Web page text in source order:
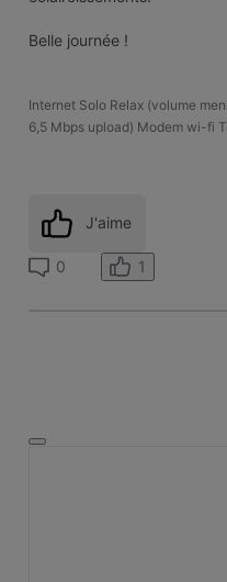
Belle journée !
Internet Solo Relax (volume
6,5 Mbps upload) Modem wi-fi
J'aime
0 1